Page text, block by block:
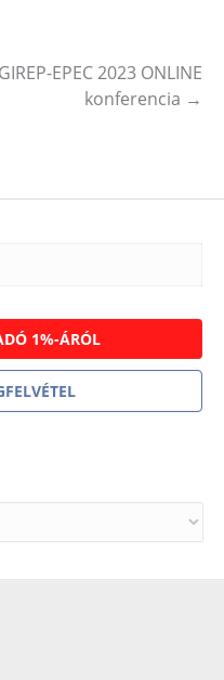
GIREP-EPEC 2023 ONLINE
konferencia →
1%-ÁRÓL